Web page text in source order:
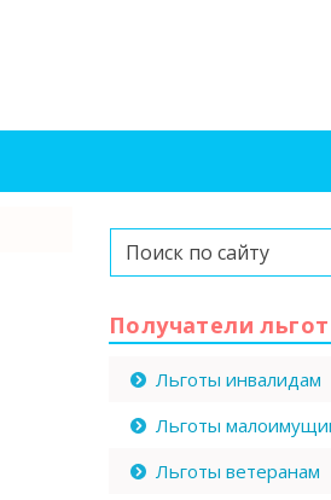
Искать...
Получатели льгот
Льготы инвалидам
Льготы
Льготы ветеранам